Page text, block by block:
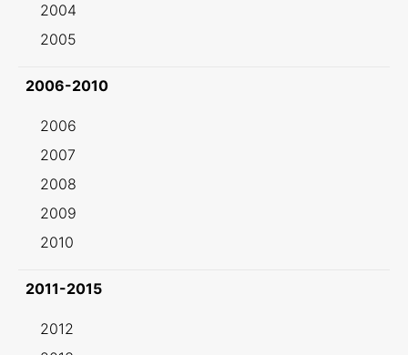
2004
2005
2006-2010
2006
2007
2008
2009
2010
2011-2015
2012